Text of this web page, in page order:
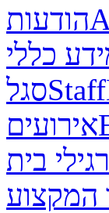
הודעות
כללי
סגלStaff
אירועים
בית
המקצוע